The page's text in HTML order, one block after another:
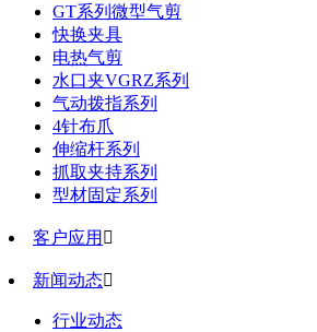
GT系列微型气剪
快换夹具
电热气剪
水口夹VGRZ系列
气动拨指系列
4针布爪
伸缩杆系列
抓取夹持系列
型材固定系列
客户应用 
新闻动态
行业动态